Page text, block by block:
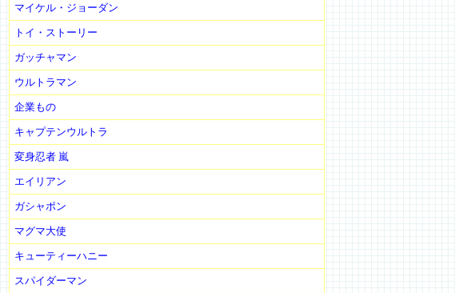
マイケル・ジョーダン
トイ・ストーリー
ガッチャマン
ウルトラマン
企業もの
キャプテンウルトラ
変身忍者 嵐
エイリアン
ガシャポン
マグマ大使
キューティーハニー
スパイダーマン